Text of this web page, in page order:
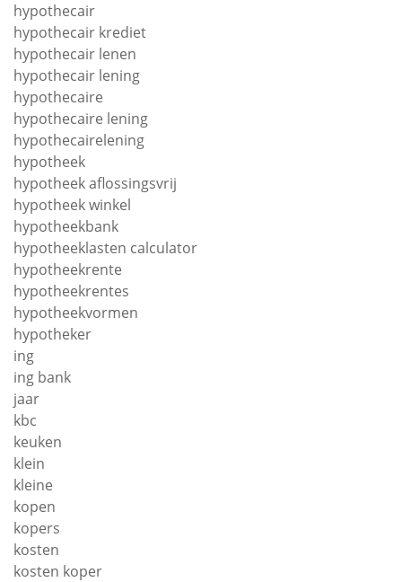
hypothecair
hypothecair krediet
hypothecair lenen
hypothecair lening
hypothecaire
hypothecaire lening
hypothecairelening
hypotheek
hypotheek aflossingsvrij
hypotheek winkel
hypotheekbank
hypotheeklasten calculator
hypotheekrente
hypotheekrentes
hypotheekvormen
hypotheker
ing
ing bank
jaar
kbc
keuken
klein
kleine
kopen
kopers
kosten
kosten koper